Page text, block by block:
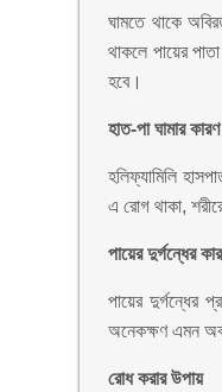
ঘামতে থাকে
থাকলে পায়ের
হবে।
হাত-পা ঘামার কারণ
হলিফ্যামিলি
এ রোগ থাকা,
পায়ের দুর্গন্ধের
পায়ের দুর্গন্ধের
অনেকক্ষণ এমন
রোধ করার উপায়